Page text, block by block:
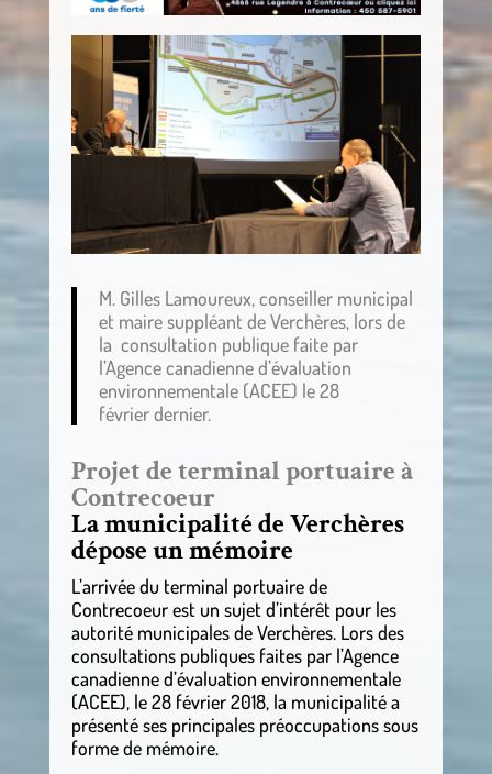
M. Gilles Lamoureux, conseiller municipal
et maire suppléant de Verchères, lors de
la consultation publique faite par
l’Agence canadienne d’évaluation
environnementale (ACEE) le 28
février dernier.
Projet de terminal portuaire à
Contrecoeur
La municipalité de Verchères
dépose un mémoire
L’arrivée du terminal portuaire de
Contrecoeur est un sujet d’intérêt pour les
autorité municipales de Verchères. Lors des
consultations publiques faites par l’Agence
canadienne d’évaluation environnementale
(ACEE), le 28 février 2018, la municipalité a
présenté ses principales préoccupations sous
forme de mémoire.